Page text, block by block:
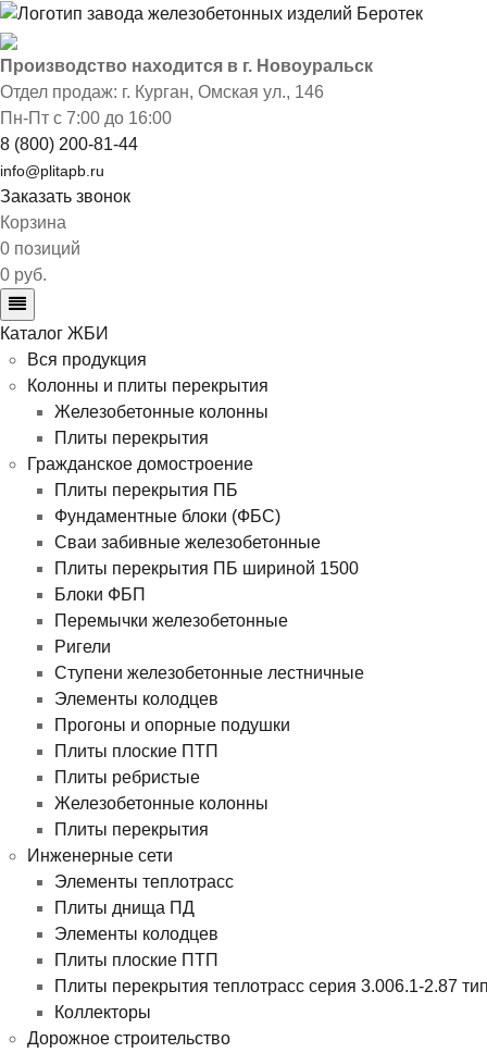
Производство находится в г. Новоуральск
Отдел продаж: г. Курган, Омская ул., 146
Пн-Пт с 7:00 до 16:00
8 (800) 200-81-44
info@plitapb.ru
Заказать звонок
Корзина
0 позиций
0 руб.
Каталог ЖБИ
Вся продукция
Колонны и плиты перекрытия
Железобетонные колонны
Плиты перекрытия
Гражданское домостроение
Плиты перекрытия ПБ
Фундаментные блоки (ФБС)
Сваи забивные железобетонные
Плиты перекрытия ПБ шириной 1500
Блоки ФБП
Перемычки железобетонные
Ригели
Ступени железобетонные лестничные
Элементы колодцев
Прогоны и опорные подушки
Плиты плоские ПТП
Плиты ребристые
Железобетонные колонны
Плиты перекрытия
Инженерные сети
Элементы теплотрасс
Плиты днища ПД
Элементы колодцев
Плиты плоские ПТП
Плиты перекрытия теплотрасс серия 3.006.1-2.87
Коллекторы
Дорожное строительство